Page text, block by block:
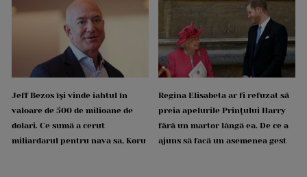
Jeff Bezos își vinde iahtul în
valoare de 500 de milioane de
dolari. Ce sumă a cerut
miliardarul pentru nava sa, Koru
Regina Elisabeta ar fi refuzat să
preia apelurile Prințului Harry
fără un martor lângă ea. De ce a
ajuns să facă un asemenea gest